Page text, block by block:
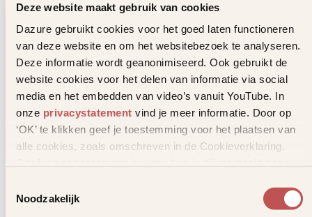
Deze website maakt gebruik van cookies
Dazure gebruikt cookies voor het goed laten functioneren
van deze website en om het websitebezoek te analyseren.
Deze informatie wordt geanonimiseerd. Ook gebruikt de
website cookies voor het delen van informatie via social
media en het embedden van video’s vanuit YouTube. In
onze privacystatement vind je meer informatie. Door op
‘OK’ te klikken geef je toestemming voor het plaatsen van
alle cookies, zoals omschreven in de Cookieverklaring.
Noodzakelijk